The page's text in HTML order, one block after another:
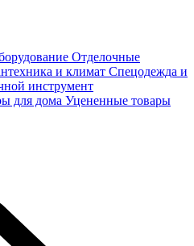
Отделочные
и климат Спецодежда и
инструмент
для дома Уцененные товары